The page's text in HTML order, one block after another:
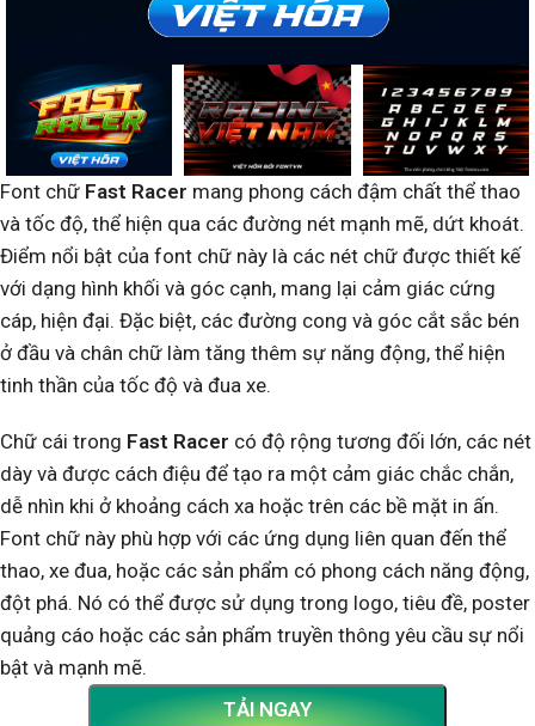
Font chữ Fast Racer mang phong cách đậm chất thể thao
và tốc độ, thể hiện qua các đường nét mạnh mẽ, dứt khoát.
Điểm nổi bật của font chữ này là các nét chữ được thiết kế
với dạng hình khối và góc cạnh, mang lại cảm giác cứng
cáp, hiện đại. Đặc biệt, các đường cong và góc cắt sắc bén
ở đầu và chân chữ làm tăng thêm sự năng động, thể hiện
tinh thần của tốc độ và đua xe.
Chữ cái trong Fast Racer có độ rộng tương đối lớn, các nét
dày và được cách điệu để tạo ra một cảm giác chắc chắn,
dễ nhìn khi ở khoảng cách xa hoặc trên các bề mặt in ấn.
Font chữ này phù hợp với các ứng dụng liên quan đến thể
thao, xe đua, hoặc các sản phẩm có phong cách năng động,
đột phá. Nó có thể được sử dụng trong logo, tiêu đề, poster
quảng cáo hoặc các sản phẩm truyền thông yêu cầu sự nổi
bật và mạnh mẽ.
TẢI NGAY